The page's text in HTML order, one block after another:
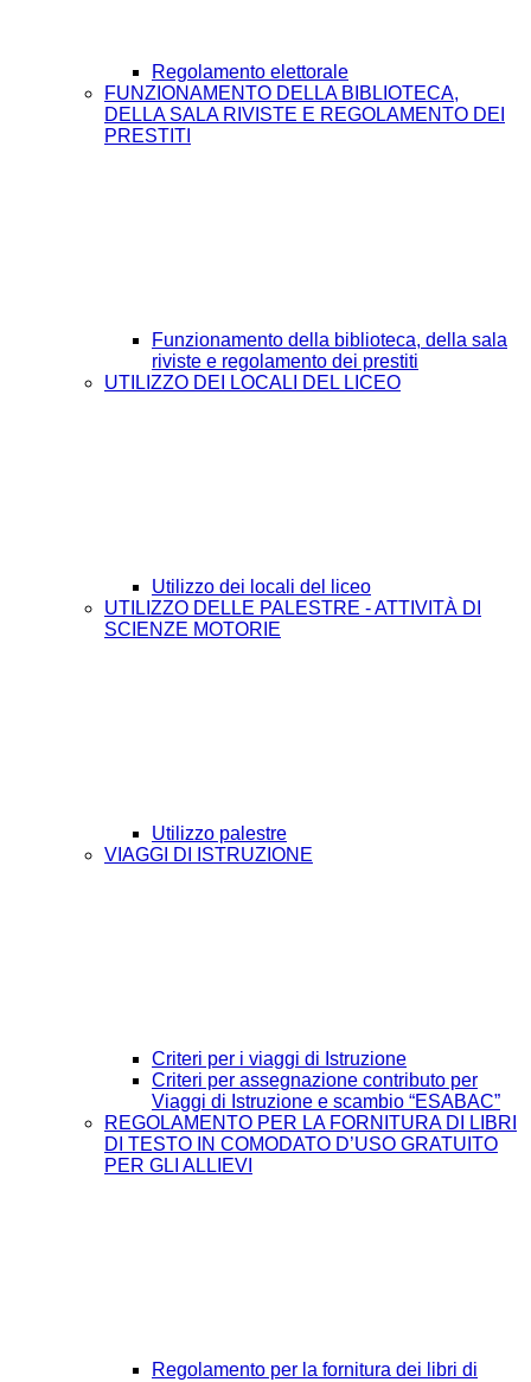
Regolamento elettorale
FUNZIONAMENTO DELLA BIBLIOTECA,
DELLA SALA RIVISTE E REGOLAMENTO DEI
PRESTITI
Funzionamento della biblioteca, della sala
riviste e regolamento dei prestiti
UTILIZZO DEI LOCALI DEL LICEO
Utilizzo dei locali del liceo
UTILIZZO DELLE PALESTRE - ATTIVITÀ DI
SCIENZE MOTORIE
Utilizzo palestre
VIAGGI DI ISTRUZIONE
Criteri per i viaggi di Istruzione
Criteri per assegnazione contributo per
Viaggi di Istruzione e scambio “ESABAC”
REGOLAMENTO PER LA FORNITURA DI LIBRI
DI TESTO IN COMODATO D’USO GRATUITO
PER GLI ALLIEVI
Regolamento per la fornitura dei libri di